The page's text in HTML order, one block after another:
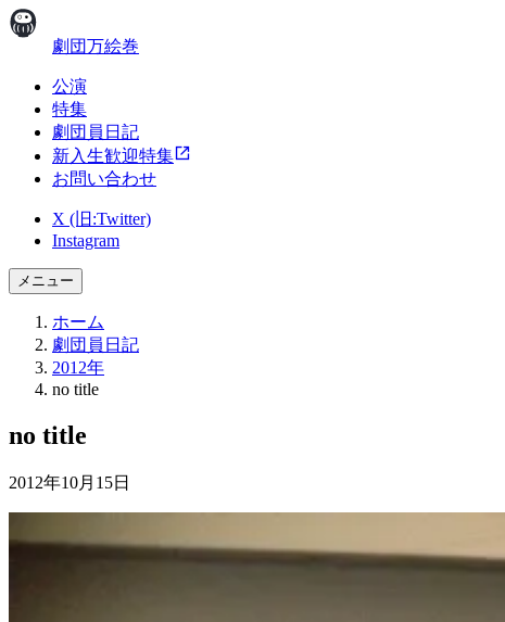
劇団万絵巻
公演
特集
劇団員日記
新入生歓迎特集
お問い合わせ
X (旧:Twitter)
Instagram
メニュー
ホーム
劇団員日記
2012年
no title
no title
2012年10月15日